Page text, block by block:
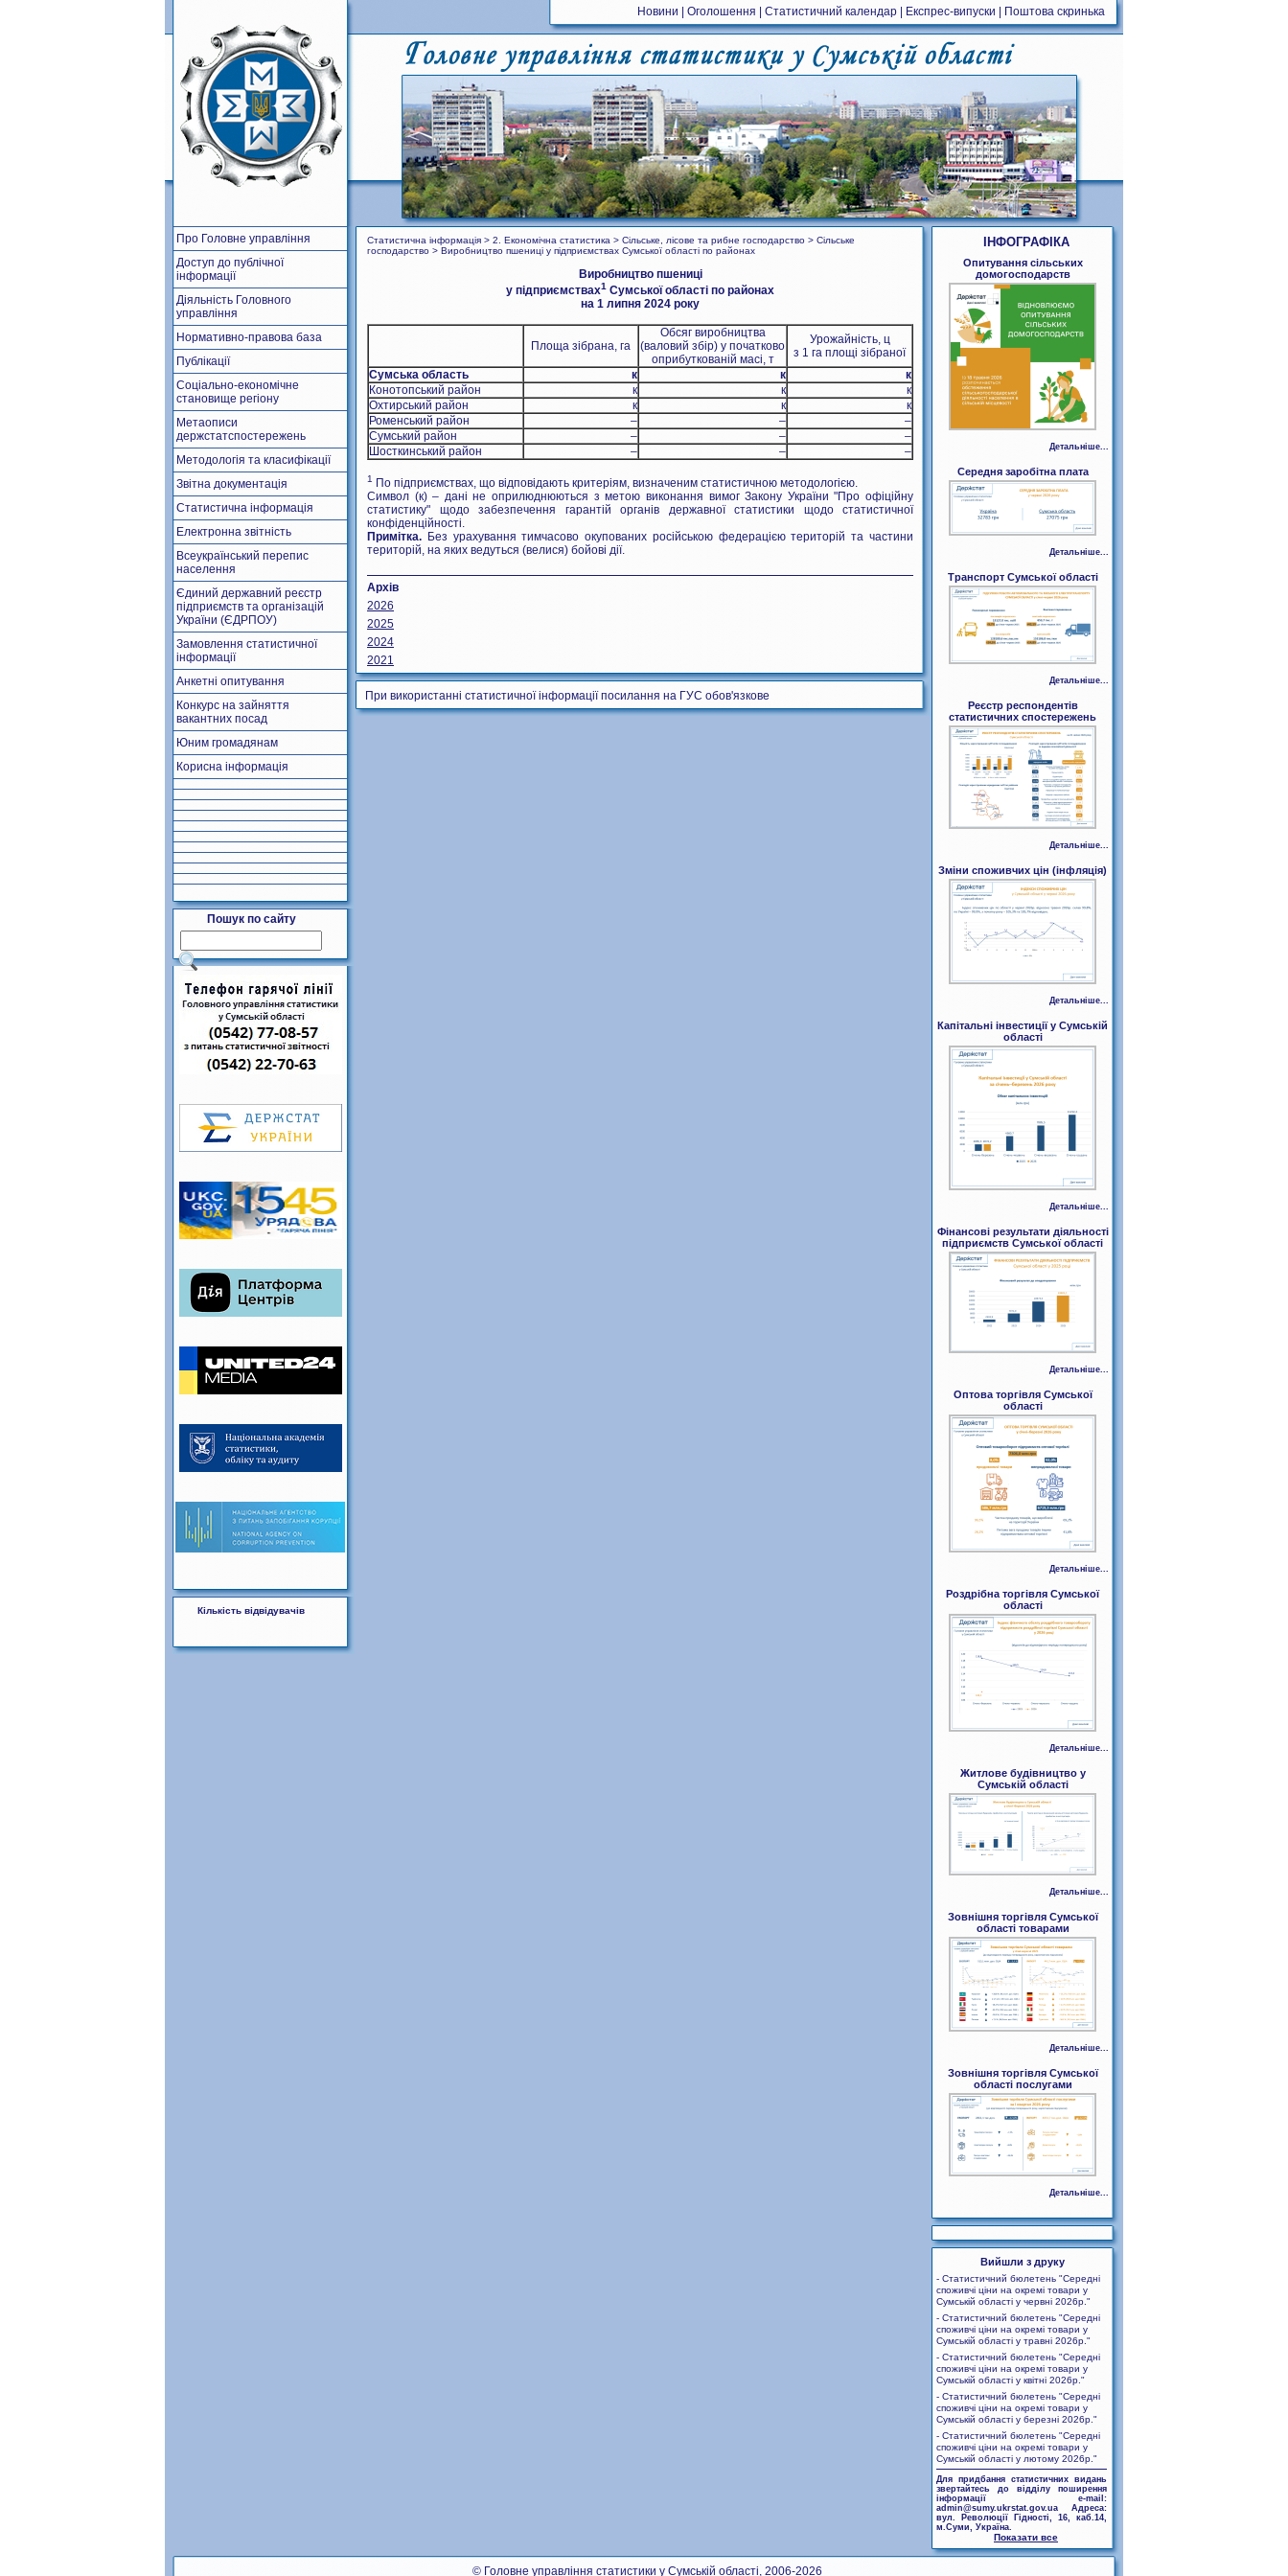
Новини Оголошення Статистичний календар Експрес-випуски Поштова скринька
Про Головне управління
Доступ до публічної
інформації
Діяльність Головного
управління
Нормативно-правова база
Публікації
Соціально-економічне
становище регіону
Метаописи
держстатспостережень
Методологія та класифікації
Звітна документація
Статистична інформація
Електронна звітність
Всеукраїнський перепис
населення
Єдиний державний реєстр
підприємств та організацій
України (ЄДРПОУ)
Замовлення статистичної
інформації
Анкетні опитування
Конкурс на зайняття
вакантних посад
Юним громадянам
Корисна інформація
Пошук по сайту
Кількість відвідувачів
Статистична інформація > 2. Економічна статистика > Сільське, лісове та рибне господарство > Сільське
господарство > Виробництво пшениці у підприємствах Сумської області по районах
Виробництво пшениці
у підприємствах1 Сумської області по районах
на 1 липня 2024 року
Площа зібрана, га
Обсяг виробництва
(валовий збір) у початково
оприбуткованій масі, т
Урожайність, ц
з 1 га площі зібраної
Сумська область
к к
к
Конотопський район
к к
к
Охтирський район
к к
к
Роменський район
– –
–
Сумський район
– –
–
Шосткинський район
– – –
1
По підприємствах, що відповідають критеріям, визначеним статистичною методологією.
Символ (к) – дані не оприлюднюються з метою виконання вимог Закону України "Про офіційну
статистику" щодо забезпечення гарантій органів державної статистики щодо статистичної
конфіденційності.
Примітка. Без урахування тимчасово окупованих російською федерацією територій та частини
територій, на яких ведуться (велися) бойові дії.
Архів
2026
2025
2024
2021
При використанні статистичної інформації посилання на ГУС обов'язкове
ІНФОГРАФІКА
Опитування сільських
домогосподарств
Детальніше...
Середня заробітна плата
Детальніше...
Транспорт Сумської області
Детальніше...
Реєстр респондентів
статистичних спостережень
Детальніше...
Зміни споживчих цін (інфляція)
Детальніше...
Капітальні інвестиції у Сумській
області
Детальніше...
Фінансові результати діяльності
підприємств Сумської області
Детальніше...
Оптова торгівля Сумської
області
Детальніше...
Роздрібна торгівля Сумської
області
Детальніше...
Житлове будівництво у
Сумській області
Детальніше...
Зовнішня торгівля Сумської
області товарами
Детальніше...
Зовнішня торгівля Сумської
області послугами
Детальніше...
Вийшли з друку
- Статистичний бюлетень "Середні
споживчі ціни на окремі товари у
Сумській області у червні 2026р."
- Статистичний бюлетень "Середні
споживчі ціни на окремі товари у
Сумській області у травні 2026р."
- Статистичний бюлетень "Середні
споживчі ціни на окремі товари у
Сумській області у квітні 2026р."
- Статистичний бюлетень "Середні
споживчі ціни на окремі товари у
Сумській області у березні 2026р."
- Статистичний бюлетень "Середні
споживчі ціни на окремі товари у
Сумській області у лютому 2026р."
Для придбання статистичних видань
звертайтесь до відділу поширення
інформації e-mail:
admin@sumy.ukrstat.gov.ua Адреса:
вул. Революції Гідності, 16, каб.14,
м.Суми, Україна.
Показати все
© Головне управління статистики у Сумській області, 2006-2026